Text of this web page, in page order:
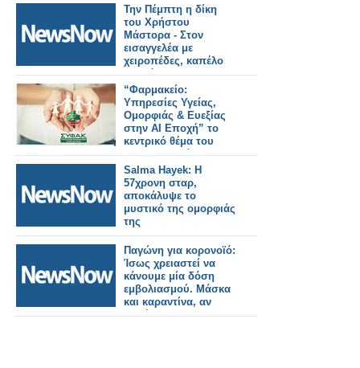
Την Πέμπτη η δίκη
του Χρήστου
Μάστορα - Στον
εισαγγελέα με
χειροπέδες, καπέλο
και μάσκα
“Φαρμακείο:
Υπηρεσίες Υγείας,
Ομορφιάς & Ευεξίας
στην ΑΙ Εποχή” το
κεντρικό θέμα του
11ου Συνεδρίου του
ΣΥ.Φ.Α.Κ.
Salma Hayek: Η
57χρονη σταρ,
αποκάλυψε το
μυστικό της ομορφιάς
της
Παγώνη για κορονοϊό:
Ίσως χρειαστεί να
κάνουμε μία δόση
εμβολιασμού. Μάσκα
και καραντίνα, αν
νοσήσουμε